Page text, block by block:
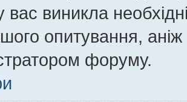
виникла
опитування,
форуму.